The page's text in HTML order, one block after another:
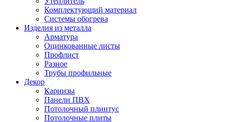
Комплектующий материал
Системы обогрева
Изделия из металла
Арматура
Оцинкованные листы
Профлист
Разное
Трубы профильные
Декор
Карнизы
Панели ПВХ
Потолочный плинтус
Потолочные плиты